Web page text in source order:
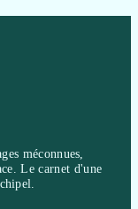
méconnues,
Le carnet d'une